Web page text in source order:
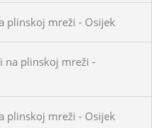
plinskoj mreži - Osijek
na plinskoj mreži -
plinskoj mreži - Osijek